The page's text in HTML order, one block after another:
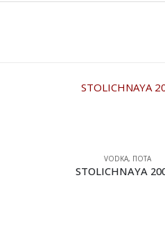
VODKA, ΠΟΤΑ
STOLICHNAYA